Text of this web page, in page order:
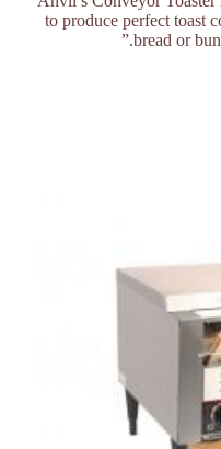
to produce perfect toast
bread or